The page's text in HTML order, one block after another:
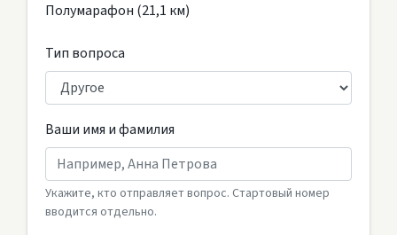
Полумарафон (21,1 км)
Тип вопроса
Ваши имя и фамилия
Укажите, кто отправляет вопрос. Стартовый номер
вводится отдельно.